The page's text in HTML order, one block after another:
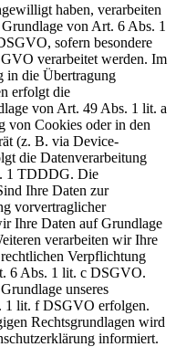
haben, verarbeiten
von Art. 6 Abs. 1
sofern besondere
verarbeitet werden. Im
in die Übertragung
erfolgt die
von Art. 49 Abs. 1 lit. a
von Cookies oder in den
(z. B. via Device-
die Datenverarbeitung
1 TDDDG. Die
Ihre Daten zur
vorvertraglicher
Ihre Daten auf Grundlage
verarbeiten wir Ihre
Verpflichtung
6 Abs. 1 lit. c DSGVO.
unseres
1 lit. f DSGVO erfolgen.
Rechtsgrundlagen wird
informiert.